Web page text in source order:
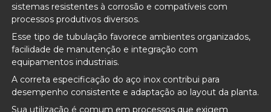
sistemas resistentes à corrosão e compatíveis com
processos produtivos diversos.
Esse tipo de tubulação favorece ambientes organizados,
facilidade de manutenção e integração com
equipamentos industriais.
A correta especificação do aço inox contribui para
desempenho consistente e adaptação ao layout da planta.
Sua utilização é comum em processos que exigem